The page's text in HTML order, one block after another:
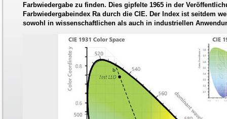
Farbwiedergabe zu finden. Dies gipfelte 1965 in der
Farbwiedergabeindex Ra durch die CIE. Der Index ist seitdem
sowohl in wissenschaftlichen als auch in industriellen